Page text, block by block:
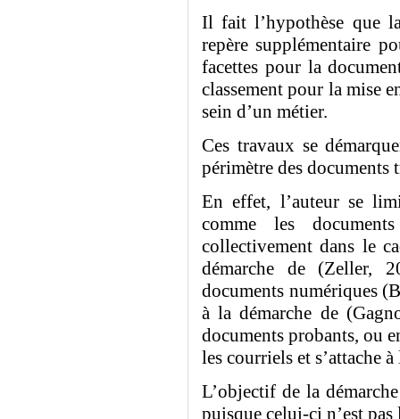
Il fait l’hypothèse que
repère supplémentaire
facettes pour la
classement pour la mise
sein d’un métier.
Ces travaux se
périmètre des documents
En effet, l’auteur se
comme les
collectivement dans le
démarche de (Zeller,
documents numériques
à la démarche de
documents probants, ou
les courriels et s’attache
L’objectif de la
puisque celui-ci n’est